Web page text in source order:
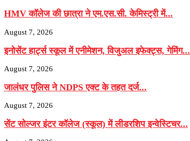
HMV कॉलेज की छात्रा ने एम.एस.सी. केमिस्ट्री में...
August 7, 2026
इनोसेंट हार्ट्स स्कूल में एनीमेशन, विजुअल इफेक्ट्स, गेमिंग...
August 7, 2026
जालंधर पुलिस ने NDPS एक्ट के तहत दर्ज...
August 7, 2026
सेंट सोल्जर इंटर कॉलेज (स्कूल) में लीडरशिप इन्वेस्टिचर...